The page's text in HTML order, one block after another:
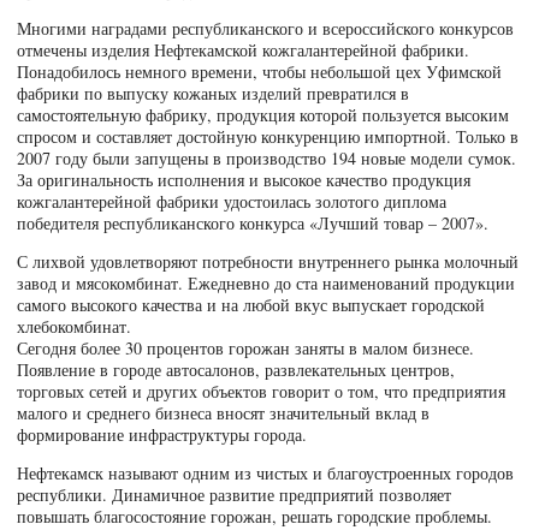
Многими наградами республиканского и всероссийского конкурсов
отмечены изделия Нефтекамской кожгалантерейной фабрики.
Понадобилось немного времени, чтобы небольшой цех Уфимской
фабрики по выпуску кожаных изделий превратился в
самостоятельную фабрику, продукция которой пользуется высоким
спросом и составляет достойную конкуренцию импортной. Только в
2007 году были запущены в производство 194 новые модели сумок.
За оригинальность исполнения и высокое качество продукция
кожгалантерейной фабрики удостоилась золотого диплома
победителя республиканского конкурса «Лучший товар – 2007».
С лихвой удовлетворяют потребности внутреннего рынка молочный
завод и мясокомбинат. Ежедневно до ста наименований продукции
самого высокого качества и на любой вкус выпускает городской
хлебокомбинат.
Сегодня более 30 процентов горожан заняты в малом бизнесе.
Появление в городе автосалонов, развлекательных центров,
торговых сетей и других объектов говорит о том, что предприятия
малого и среднего бизнеса вносят значительный вклад в
формирование инфраструктуры города.
Нефтекамск называют одним из чистых и благоустроенных городов
республики. Динамичное развитие предприятий позволяет
повышать благосостояние горожан, решать городские проблемы.